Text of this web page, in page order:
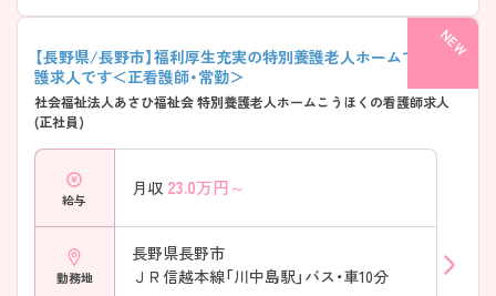
【長野県/長野市】福利厚生充実の特別養護老人ホームでの看
護求人です＜正看護師・常勤＞
社会福祉法人あさひ福祉会 特別養護老人ホームこうほくの看護師求人
(正社員)
給与
月収 23.0万円～
勤務地
長野県長野市
ＪＲ信越本線「川中島駅」バス・車10分